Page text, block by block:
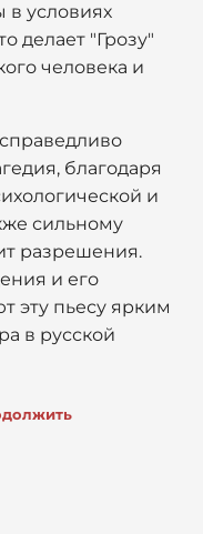
в условиях
делает "Грозу"
человека и
благодаря
и
сильному
разрешения.
и его
эту пьесу ярким
в русской